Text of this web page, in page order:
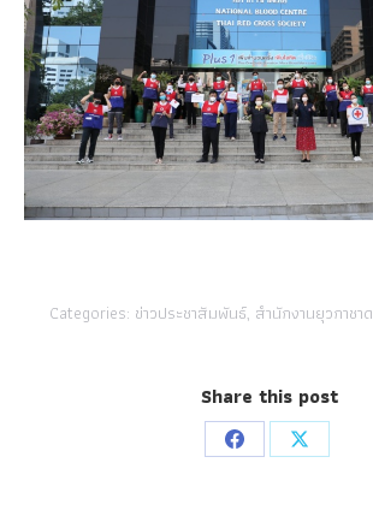
Categories: ข่าวประชาสัมพันธ์, สำนักงานยุวกาชาด
Share this post
Share
Share